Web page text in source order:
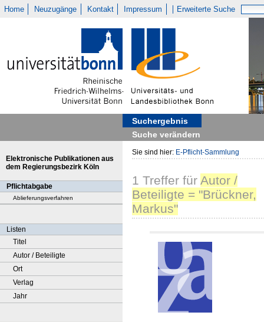
Home Neuzugänge Kontakt Impressum Erweiterte Suche
Suchergebnis
Suche verändern
Elektronische Publikationen aus
dem Regierungsbezirk Köln
Pflichtabgabe
Ablieferungsverfahren
Listen
Titel
Autor / Beteiligte
Ort
Verlag
Jahr
Sie sind hier: E-Pflicht-Sammlung
1 Treffer für Autor /
Beteiligte = "Brückner,
Markus"